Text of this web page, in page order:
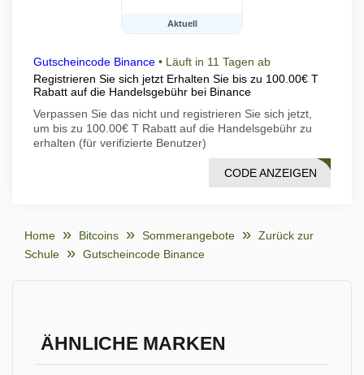
Aktuell
Gutscheincode Binance • Läuft in 11 Tagen ab
Registrieren Sie sich jetzt Erhalten Sie bis zu 100.00€ T
Rabatt auf die Handelsgebühr bei Binance
Verpassen Sie das nicht und registrieren Sie sich jetzt,
um bis zu 100.00€ T Rabatt auf die Handelsgebühr zu
erhalten (für verifizierte Benutzer)
2J1C
CODE ANZEIGEN
Home Bitcoins Sommerangebote
Zurück zur
Schule
Gutscheincode Binance
ÄHNLICHE MARKEN